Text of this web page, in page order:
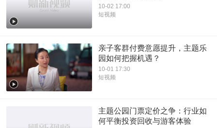
10-02 17:00
短视频
亲子客群付费意愿提升，主题乐
园如何把握机遇？
10-01 17:30
短视频
主题公园门票定价之争：行业如
何平衡投资回收与游客体验